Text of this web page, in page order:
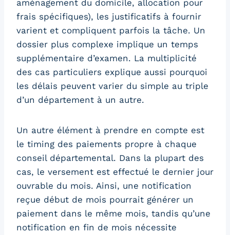
aménagement du domicile, allocation pour
frais spécifiques), les justificatifs à fournir
varient et compliquent parfois la tâche. Un
dossier plus complexe implique un temps
supplémentaire d’examen. La multiplicité
des cas particuliers explique aussi pourquoi
les délais peuvent varier du simple au triple
d’un département à un autre.
Un autre élément à prendre en compte est
le timing des paiements propre à chaque
conseil départemental. Dans la plupart des
cas, le versement est effectué le dernier jour
ouvrable du mois. Ainsi, une notification
reçue début de mois pourrait générer un
paiement dans le même mois, tandis qu’une
notification en fin de mois nécessite